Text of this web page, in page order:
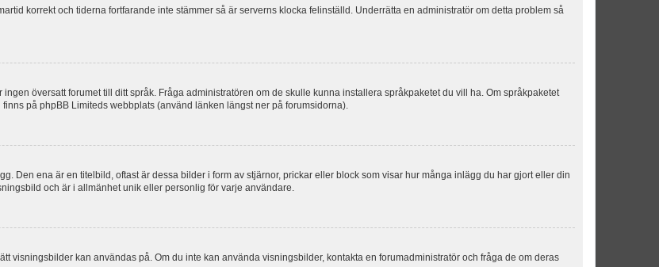
korrekt och tiderna fortfarande inte stämmer så är serverns klocka felinställd. Underrätta en administratör om detta problem så
översatt forumet till ditt språk. Fråga administratören om de skulle kunna installera språkpaketet du vill ha. Om språkpaketet
på phpBB Limiteds webbplats (använd länken längst ner på forumsidorna).
Den ena är en titelbild, oftast är dessa bilder i form av stjärnor, prickar eller block som visar hur många inlägg du har gjort eller din
och är i allmänhet unik eller personlig för varje användare.
visningsbilder kan användas på. Om du inte kan använda visningsbilder, kontakta en forumadministratör och fråga de om deras